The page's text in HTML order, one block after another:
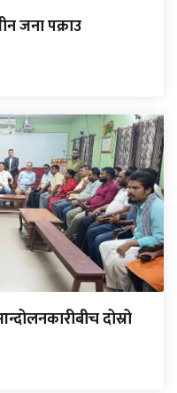
जना पक्राउ
दोस्रो